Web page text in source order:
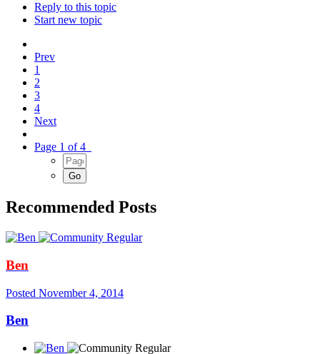
Reply to this topic
Start new topic
Prev
1
2
3
4
Next
Page 1 of 4
Recommended Posts
Ben
Posted November 4, 2014
Ben